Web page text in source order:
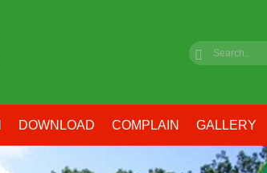
DOWNLOAD COMPLAIN GALLERY